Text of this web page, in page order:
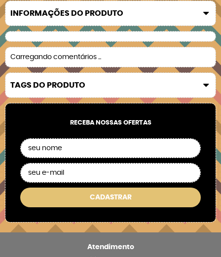
INFORMAÇÕES DO PRODUTO
Carregando comentários ...
TAGS DO PRODUTO
RECEBA NOSSAS OFERTAS
CADASTRAR
Atendimento